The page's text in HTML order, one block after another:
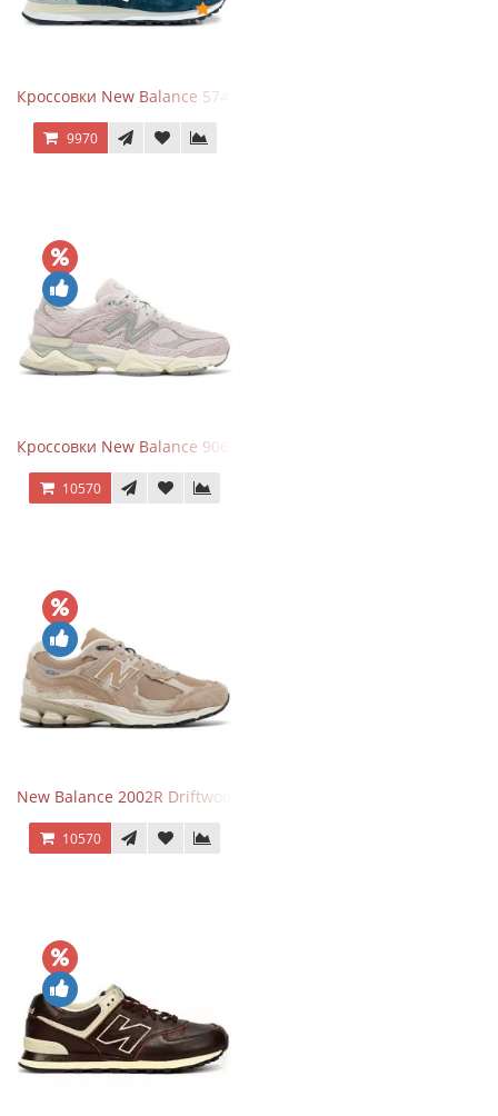
Кроссовки New Balance 574 Navy Grey
9970
Кроссовки New Balance 9060 December Sky
10570
New Balance 2002R Driftwood Sea Salt бежевые
10570